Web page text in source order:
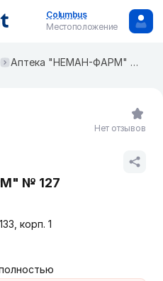
Columbus
Местоположение
​Аптека "НЕМАН-ФАРМ" № 127
№ 127
корп. 1
Нет отзывов